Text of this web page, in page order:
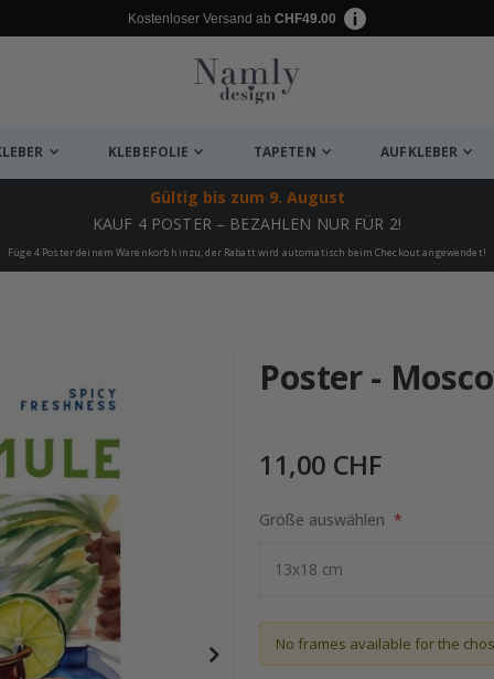
Kostenloser Versand ab CHF49.00
KLEBEFOLIE TAPETEN AUFKLEBER
Gültig bis zum 9. August
KAUF 4 POSTER – BEZAHLEN NUR FÜR 2!
Füge 4 Poster deinem Warenkorb hinzu, der Rabatt wird automatisch beim Checkout angewendet!
Poster -
11,00 CHF
Größe auswählen
No frames available for the